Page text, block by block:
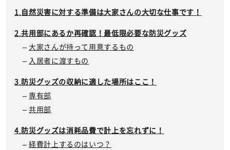
自然災害に対する準備は大家さんの大切な仕事です！
共用部にあるか再確認！最低限必要な防災グッズ
大家さんが持って用意するもの
入居者に渡すもの
防災グッズの収納に適した場所はここ！
専有部
共用部
防災グッズは消耗品費で計上を忘れずに！
経費計上するのはいつ？